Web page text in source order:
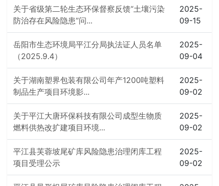
关于省级第二轮生态环保督察反馈“土壤污染
防治存在风险隐患”问...
2025-
09-15
岳阳市生态环境局平江分局执法证人员名单
（2025.9.4）
2025-
09-04
关于湖南塑界包装有限公司年产1200吨塑料
制品生产项目环境影...
2025-
09-02
关于平江大唐环保科技有限公司成型生物质
燃料供热改扩建项目环境...
2025-
09-02
平江县芙蓉坡尾矿库风险隐患治理闭库工程
项目受理公示
2025-
09-02